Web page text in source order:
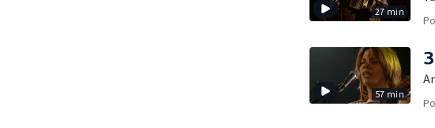
27 min
57 min